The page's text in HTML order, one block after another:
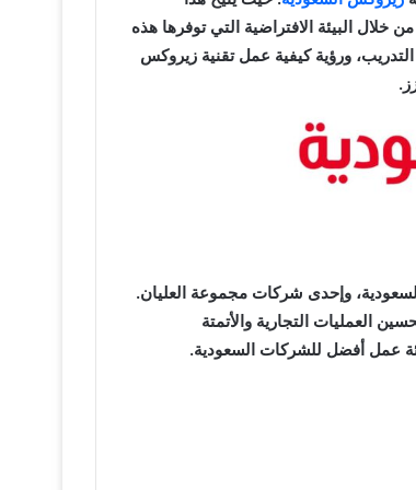
البيئة الافتراضية التي توفرها هذه
ورؤية كيفية عمل تقنية زيروكس
وإحدى شركات مجموعة العليان.
العمليات التجارية والأتمتة
عمل أفضل للشركات السعودية.